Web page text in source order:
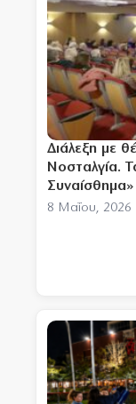
Διάλεξη με
Νοσταλγία.
8 Μαΐου, 2026